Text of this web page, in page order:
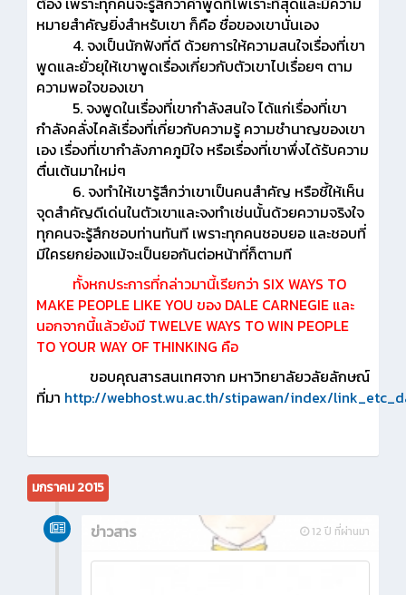
หมายสำคัญยิ่งสำหรับเขา ก็คือ ชื่อของเขานั่นเอง
4. จงเป็นนักฟังที่ดี ด้วยการให้ความสนใจเรื่องที่เขา
พูดและยั่วยุให้เขาพูดเรื่องเกี่ยวกับตัวเขาไปเรื่อยๆ ตาม
ความพอใจของเขา
5. จงพูดในเรื่องที่เขากำลังสนใจ ได้แก่เรื่องที่เขา
กำลังคลั่งไคล้เรื่องที่เกี่ยวกับความรู้ ความชำนาญของเขา
เอง เรื่องที่เขากำลังภาคภูมิใจ หรือเรื่องที่เขาพึ่งได้รับความ
ตื่นเต้นมาใหม่ๆ
6. จงทำให้เขารู้สึกว่าเขาเป็นคนสำคัญ หรือชี้ให้เห็น
จุดสำคัญดีเด่นในตัวเขาและจงทำเช่นนั้นด้วยความจริงใจ
ทุกคนจะรู้สึกชอบท่านทันที เพราะทุกคนชอบยอ และชอบที่
มีใครยกย่องแม้จะเป็นยอกันต่อหน้าที่ก็ตามที
ทั้งหกประการที่กล่าวมานี้เรียกว่า SIX WAYS TO
MAKE PEOPLE LIKE YOU ของ DALE CARNEGIE และ
นอกจากนี้แล้วยังมี TWELVE WAYS TO WIN PEOPLE
TO YOUR WAY OF THINKING คือ
ขอบคุณสารสนเทศจาก มหาวิทยาลัยวลัยลักษณ์
ที่มา http://webhost.wu.ac.th/stipawan/index/
มกราคม 2015
12 ปี ที่ผ่านมา
ข่าวสาร